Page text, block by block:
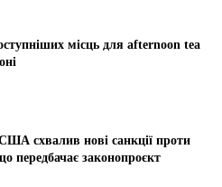
місць для afternoon tea
схвалив нові санкції проти
передбачає законопроєкт